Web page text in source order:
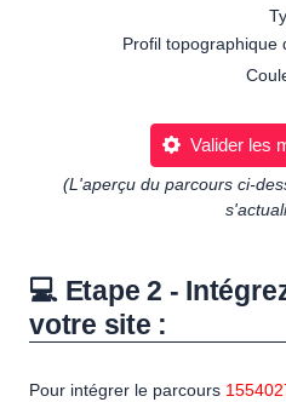
Profil topographique
(L'aperçu du parcours ci-
💻 Etape 2 -
votre site :
Pour intégrer le parcours